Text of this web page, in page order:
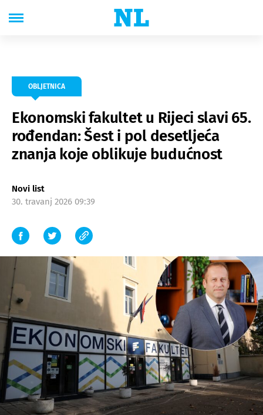
OBLJETNICA
Ekonomski fakultet u Rijeci slavi 65.
rođendan: Šest i pol desetljeća
znanja koje oblikuje budućnost
Novi list
30. travanj 2026 09:39